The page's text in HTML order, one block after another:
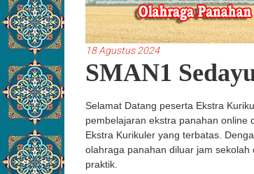
18 Agustus 2024
SMAN1
Selamat Datang peserta Ekstra
pembelajaran ekstra panahan online
Ekstra Kurikuler yang terbatas.
olahraga panahan diluar jam
praktik.